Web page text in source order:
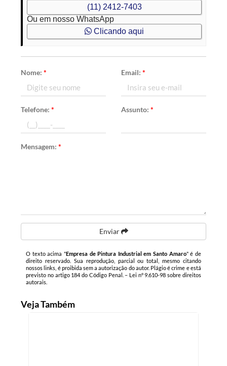
(11) 2412-7403
Ou em nosso WhatsApp
Clicando aqui
Nome:* Email: *
Telefone:* Assunto: *
Mensagem:*
Enviar
O texto acima "Empresa de Pintura Industrial em Santo Amaro" é de
direito reservado. Sua reprodução, parcial ou total, mesmo citando
nossos links, é proibida sem a autorização do autor. Plágio é crime e está
previsto no artigo 184 do Código Penal. – Lei n° 9.610-98 sobre direitos
autorais
Veja Também